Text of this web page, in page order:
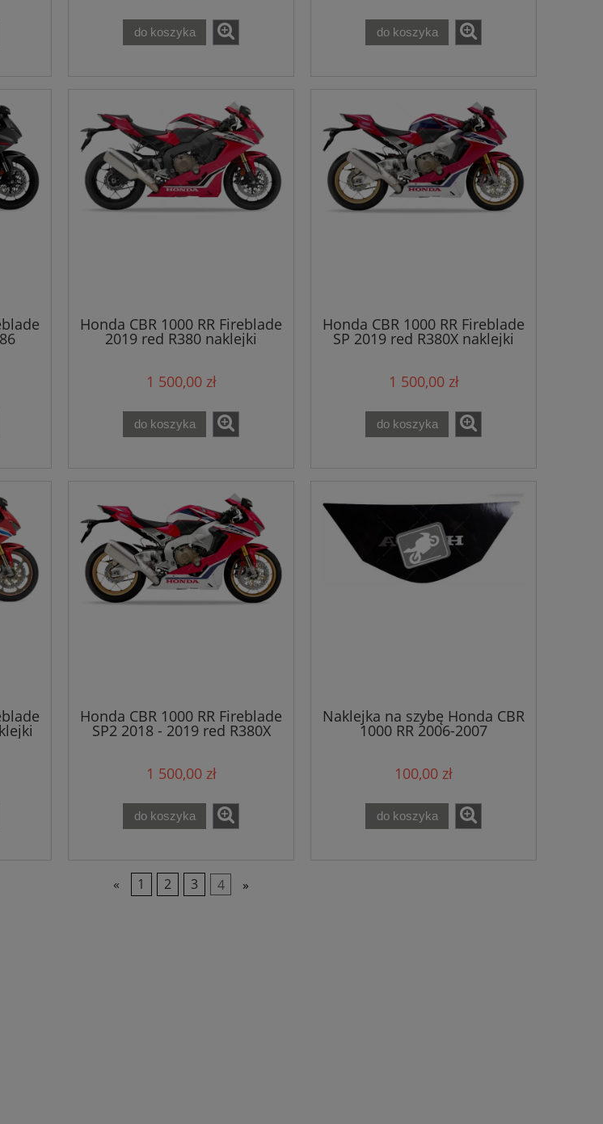
do koszyka do koszyka
Honda CBR 1000 RR Fireblade
2019 red R380 naklejki
1 500,00 zł
do koszyka
Honda CBR 1000 RR Fireblade
SP 2019 red R380X naklejki
1 500,00 zł
do koszyka
Honda CBR 1000 RR Fireblade
SP2 2018 - 2019 red R380X
1 500,00 zł
do koszyka
Naklejka na szybę Honda CBR
1000 RR 2006-2007
100,00 zł
do koszyka
« 1 2 3 4 »